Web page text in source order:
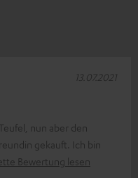
nun aber den
gekauft. Ich bin
Bewertung lesen
13.07.2021